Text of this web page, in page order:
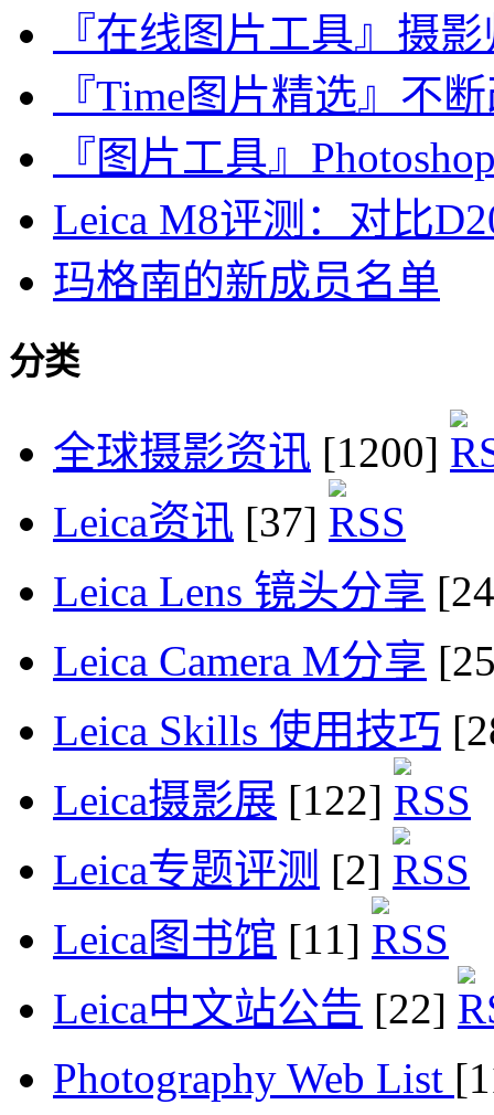
『在线图片工具』摄
『Time图片精选』不
『图片工具』
Leica M8评测：对比
玛格南的新成员名单
分类
全球摄影资讯 [1200]
Leica资讯 [37]
Leica Lens 镜头分享
Leica Camera M分享
Leica Skills 使用技巧
Leica摄影展 [122]
Leica专题评测 [2]
Leica图书馆 [11]
Leica中文站公告 [22]
Photography Web List